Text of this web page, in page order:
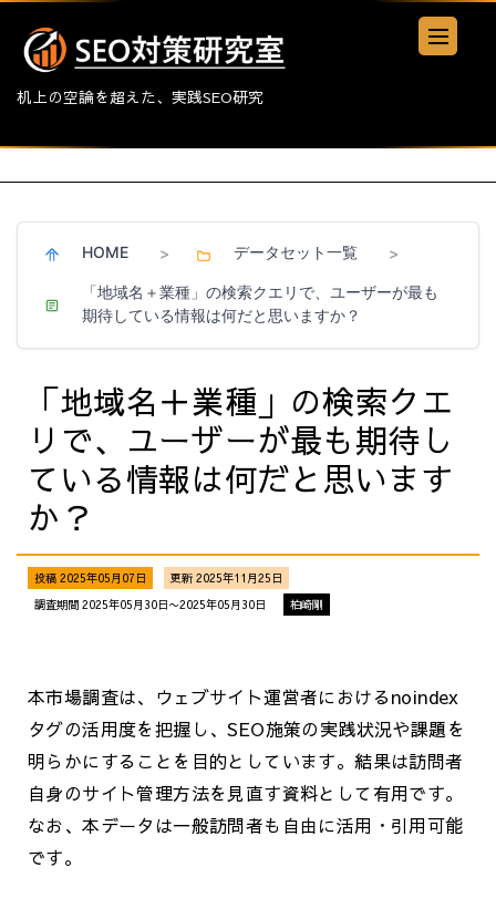
机上の空論を超えた、実践SEO研究
HOME > データセット一覧 >
「地域名＋業種」の検索クエリで、ユーザーが最も
期待している情報は何だと思いますか？
「地域名＋業種」の検索クエ
リで、ユーザーが最も期待し
ている情報は何だと思います
か？
投稿 2025年05月07日
更新 2025年11月25日
調査期間 2025年05月30日〜2025年05月30日
柏崎剛
本市場調査は、ウェブサイト運営者におけるnoindex
タグの活用度を把握し、SEO施策の実践状況や課題を
明らかにすることを目的としています。結果は訪問者
自身のサイト管理方法を見直す資料として有用です。
なお、本データは一般訪問者も自由に活用・引用可能
です。